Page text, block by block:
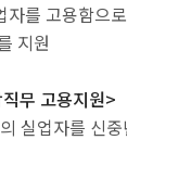
자를 고용함으로써 근로
지원
무 고용지원>
실업자를 신중년 적합